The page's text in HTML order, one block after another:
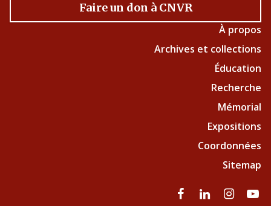
Faire un don à CNVR
À propos
Archives et collections
Éducation
Recherche
Mémorial
Expositions
Coordonnées
Sitemap